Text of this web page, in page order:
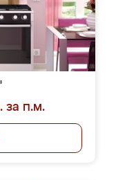
за п.м.